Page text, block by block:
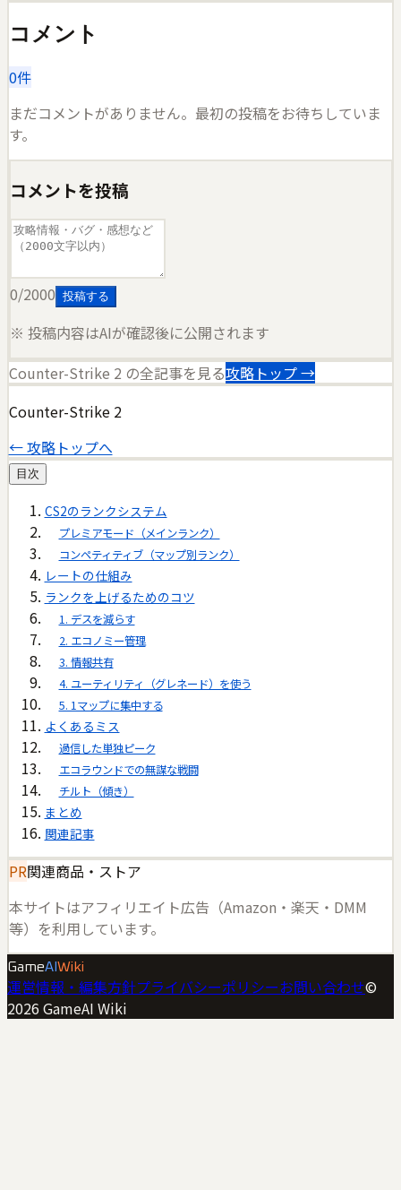
コメント
0件
まだコメントがありません。最初の投稿をお待ちしていま
す。
コメントを投稿
0/2000 投稿する
※ 投稿内容はAIが確認後に公開されます
Counter-Strike 2 の全記事を見る攻略トップ →
Counter-Strike 2
← 攻略トップへ
目次
CS2のランクシステム
プレミアモード（メインランク）
コンペティティブ（マップ別ランク）
レートの仕組み
ランクを上げるためのコツ
1. デスを減らす
2. エコノミー管理
3. 情報共有
4. ユーティリティ（グレネード）を使う
5. 1マップに集中する
よくあるミス
過信した単独ピーク
エコラウンドでの無謀な戦闘
チルト（傾き）
まとめ
関連記事
PR関連商品・ストア
本サイトはアフィリエイト広告（Amazon・楽天・DMM
等）を利用しています。
GameAI Wiki
運営情報・編集方針プライバシーポリシーお問い合わせ©
2026 GameAI Wiki